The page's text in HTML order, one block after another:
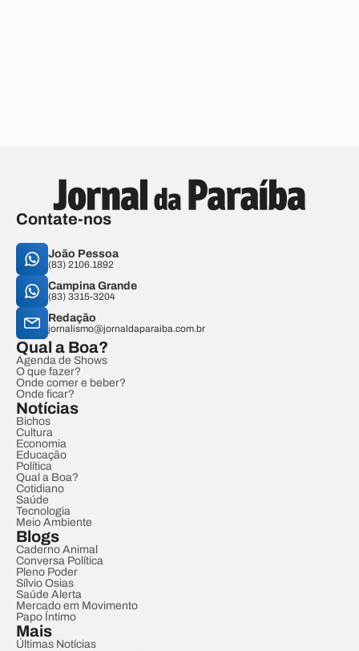
Contate-nos
João Pessoa
(83) 2106.1892
Campina Grande
(83) 3315-3204
Redação
jornalismo@jornaldaparaiba.com.br
Qual a Boa?
Agenda de Shows
O que fazer?
Onde comer e beber?
Onde ficar?
Notícias
Bichos
Cultura
Economia
Educação
Política
Qual a Boa?
Cotidiano
Saúde
Tecnologia
Meio Ambiente
Blogs
Caderno Animal
Conversa Política
Pleno Poder
Sílvio Osias
Saúde Alerta
Mercado em Movimento
Papo Íntimo
Mais
Últimas Notícias